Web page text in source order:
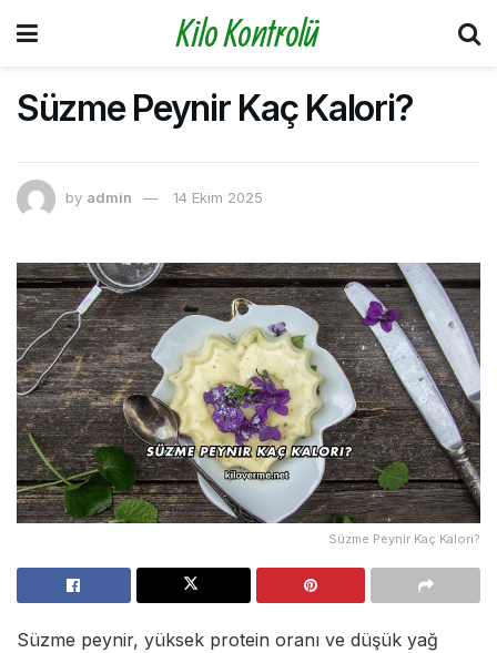
Kilo Kontrolü
Süzme Peynir Kaç Kalori?
by admin 14 Ekim 2025
Süzme Peynir Kaç Kalori?
Süzme peynir, yüksek protein oranı ve düşük yağ